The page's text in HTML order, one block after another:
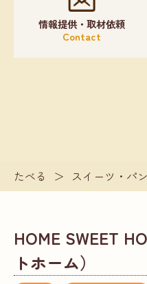
情報提供・取材依頼
Contact
たべる ＞ スイーツ・パン
HOME SWEET
トホーム）